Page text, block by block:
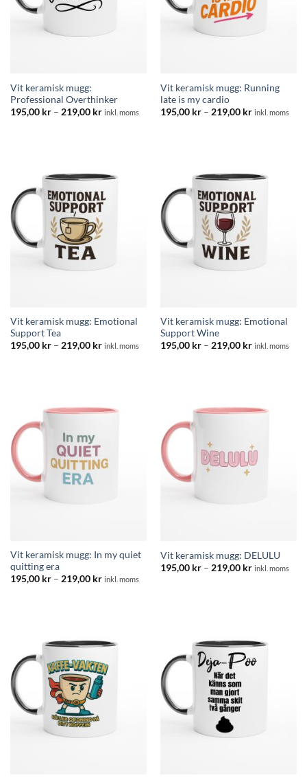
Vit keramisk mugg:
Professional Overthinker
195,00 kr – 219,00 krPrisintervall:
inkl. moms
Vit keramisk mugg: Running
late is my cardio
195,00 kr – 219,00 krPrisintervall:
inkl. moms
Vit keramisk mugg: Emotional
Support Tea
195,00 kr – 219,00 krPrisintervall:
inkl. moms
Vit keramisk mugg: Emotional
Support Wine
195,00 kr – 219,00 krPrisintervall:
inkl. moms
Vit keramisk mugg: In my quiet
quitting era
195,00 kr – 219,00 krPrisintervall:
inkl. moms
Vit keramisk mugg: DELULU
195,00 kr – 219,00 krPrisintervall:
inkl. moms